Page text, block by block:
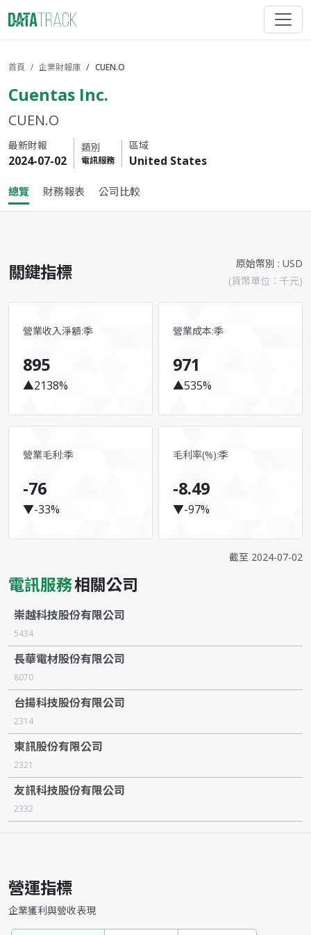
首頁 企業財報庫 CUEN.O
Cuentas Inc.
CUEN.O
最新財報
2024-07-02
類別
電訊服務
區域
United States
總覽 財務報表 公司比較
關鍵指標
原始幣別 : USD
(貨幣單位：千元)
營業收入淨額:季
895
▲2138%
營業成本:季
971
▲535%
營業毛利:季
-76
▼-33%
毛利率(%):季
-8.49
▼-97%
截至 2024-07-02
電訊服務相關公司
崇越科技股份有限公司
5434
長華電材股份有限公司
8070
台揚科技股份有限公司
2314
東訊股份有限公司
2321
友訊科技股份有限公司
2332
營運指標
企業獲利與營收表現